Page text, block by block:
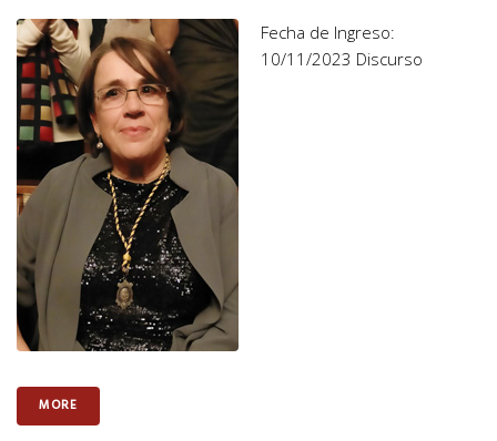
Fecha de Ingreso:
10/11/2023 Discurso
MORE